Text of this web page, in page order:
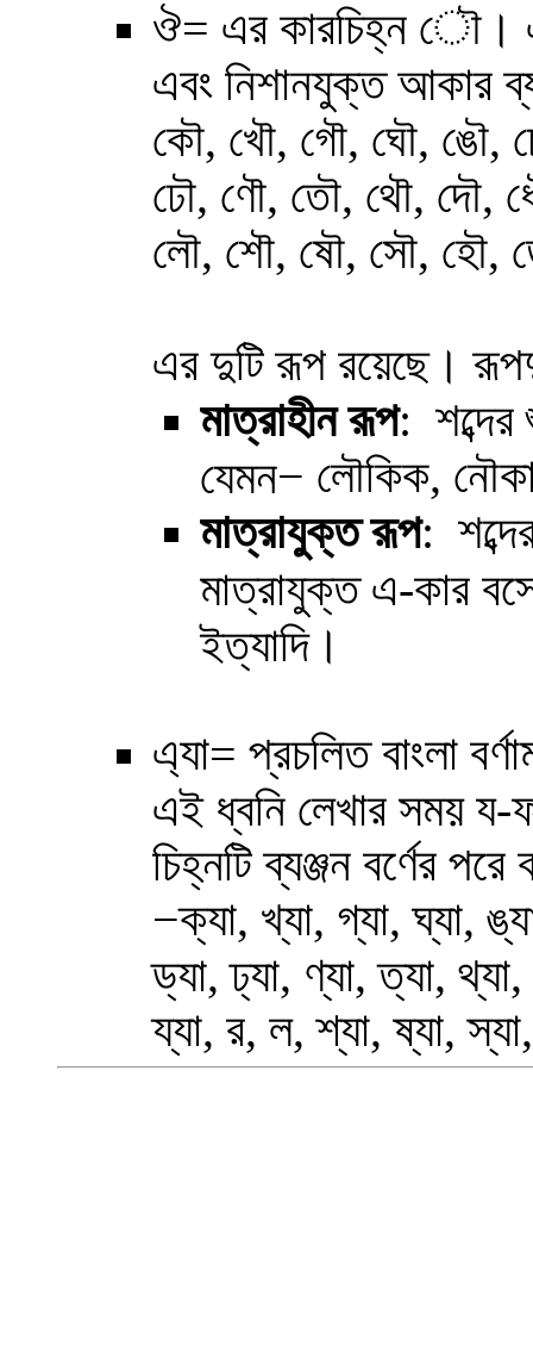
ঔ= এর কারচিহ্ন ৌ।
এবং নিশানযুক্ত আকার
কৌ, খৌ, গৌ, ঘৌ, ঙৌ,
ঢৌ, ণৌ, তৌ, থৌ, দৌ,
লৌ, শৌ, ষৌ, সৌ, হৌ,
এর দুটি রূপ রয়েছে।
মাত্রাহীনরূপ:
যেমন− লৌকিক,
মাত্রাযুক্তরূপ:
মাত্রাযুক্ত এ-কার
ইত্যাদি।
এ্যা= প্রচলিত বাংলা
এই ধ্বনি লেখার সময়
চিহ্নটি ব্যঞ্জন বর্ণের
−ক্যা, খ্যা, গ্যা, ঘ্যা,
ড্যা, ঢ্যা, ণ্যা, ত্যা,
য্যা, র, ল, শ্যা, ষ্যা,